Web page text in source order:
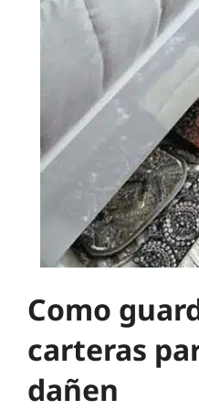
Como
carteras
dañen